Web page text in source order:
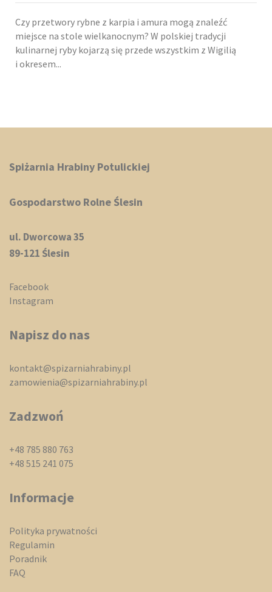
Czy przetwory rybne z karpia i amura mogą znaleźć
miejsce na stole wielkanocnym? W polskiej tradycji
kulinarnej ryby kojarzą się przede wszystkim z Wigilią
i okresem...
Spiżarnia Hrabiny Potulickiej
Gospodarstwo Rolne Ślesin
ul. Dworcowa 35
89-121 Ślesin
Facebook
Instagram
Napisz do nas
kontakt@spizarniahrabiny.pl
zamowienia@spizarniahrabiny.pl
Zadzwoń
+48 785 880 763
+48 515 241 075
Informacje
Polityka prywatności
Regulamin
Poradnik
FAQ